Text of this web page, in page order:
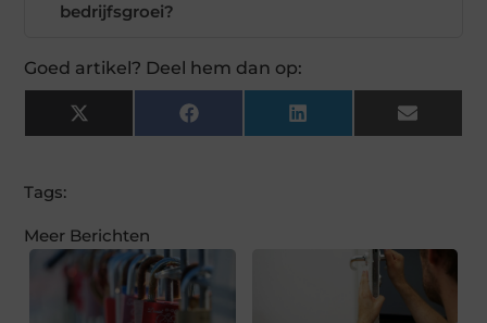
bedrijfsgroei?
Goed artikel? Deel hem dan op:
X
(Twitter)
Facebook LinkedIn Email
Tags:
Meer Berichten